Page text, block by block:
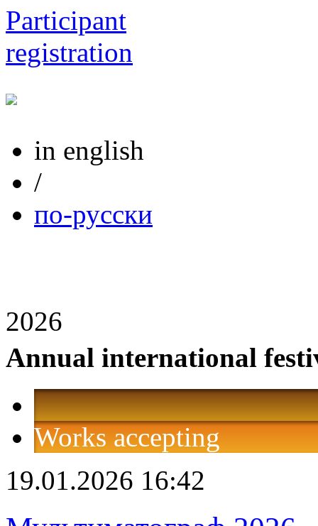
Participant
registration
in english
/
по-русски
2026
Annual international
Works accepting
19.01.2026 16:42